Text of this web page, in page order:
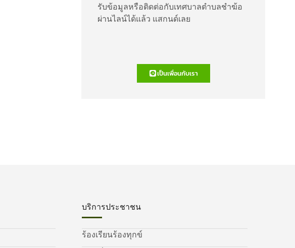
รับข้อมูลหรือติดต่อกับเทศบาลตำบลชำฆ้อ
ผ่านไลน์ได้แล้ว แสกนด์เลย
เป็นเพื่อนกับเรา
บริการประชาชน
ร้องเรียนร้องทุกข์